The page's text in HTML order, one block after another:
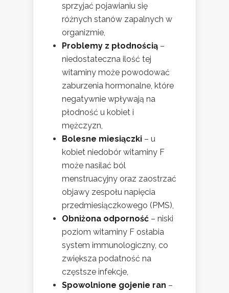
sprzyjać pojawianiu się
różnych stanów zapalnych w
organizmie,
Problemy z płodnością –
niedostateczna ilość tej
witaminy może powodować
zaburzenia hormonalne, które
negatywnie wpływają na
płodność u kobiet i
mężczyzn,
Bolesne miesiączki – u
kobiet niedobór witaminy F
może nasilać ból
menstruacyjny oraz zaostrzać
objawy zespołu napięcia
przedmiesiączkowego (PMS),
Obniżona odporność – niski
poziom witaminy F osłabia
system immunologiczny, co
zwiększa podatność na
częstsze infekcje,
Spowolnione gojenie ran –